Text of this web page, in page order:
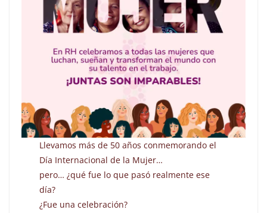
Llevamos más de 50 años conmemorando el
Día Internacional de la Mujer…
pero… ¿qué fue lo que pasó realmente ese
día?
¿Fue una celebración?